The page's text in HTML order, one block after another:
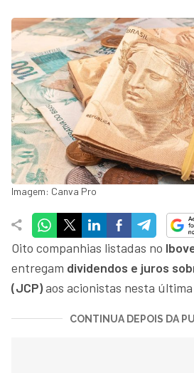
Imagem: Canva Pro
Oito companhias listadas no
entregam dividendos e juros
(JCP)aos acionistas nesta
CONTINUA DEPOIS DA